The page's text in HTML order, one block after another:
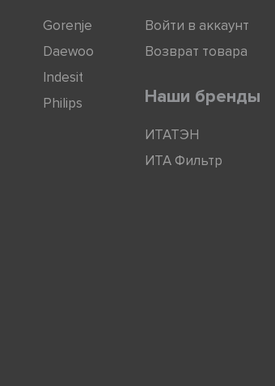
Gorenje
Daewoo
Indesit
Philips
Войти в аккаунт
Возврат товара
Наши бренды
ИТАТЭН
ИТА Фильтр